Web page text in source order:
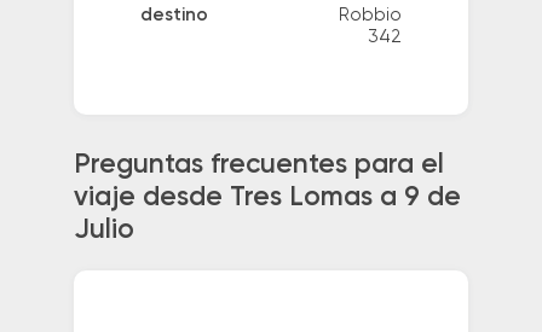
destino
Robbio
342
Preguntas frecuentes para el
viaje desde Tres Lomas a 9 de
Julio